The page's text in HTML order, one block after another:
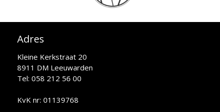
Adres
Kleine Kerkstraat 20
8911 DM Leeuwarden
Tel: 058 212 56 00
KvK nr: 01139768